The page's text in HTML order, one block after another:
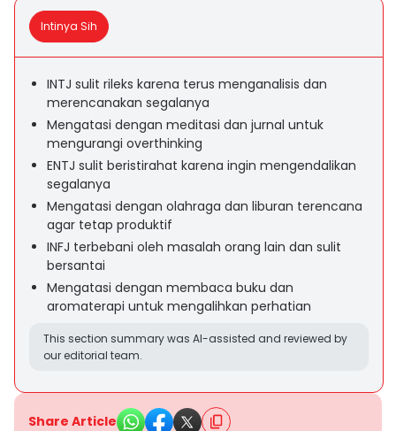
Intinya Sih
INTJ sulit rileks karena terus menganalisis dan
merencanakan segalanya
Mengatasi dengan meditasi dan jurnal untuk
mengurangi overthinking
ENTJ sulit beristirahat karena ingin mengendalikan
segalanya
Mengatasi dengan olahraga dan liburan terencana
agar tetap produktif
INFJ terbebani oleh masalah orang lain dan sulit
bersantai
Mengatasi dengan membaca buku dan
aromaterapi untuk mengalihkan perhatian
This section summary was AI-assisted and reviewed by
our editorial team.
Share Article